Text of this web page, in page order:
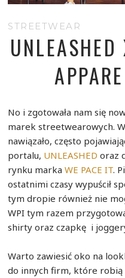
STREETWEAR
No i zgotowała nam się
marek streetwearowych.
nawiązało, często
portalu, UNLEASHED oraz
rynku markaWE PACE IT.
ostatnimi czasy wypuścił
tym dropie również nie
WPI tym razem
shirty oraz czapkę i
Warto zawiesić oko na
do innych firm, które